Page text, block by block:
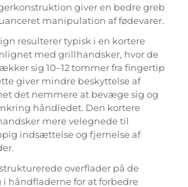
giver en bedre greb
manipulation af fødevarer.
resulterer typisk i en kortere
med grillhandsker, hvor de
sig 10–12 tommer fra fingertip
giver mindre beskyttelse af
det nemmere at bevæge sig og
håndledet. Den kortere
mere velegnede til
indsættelse og fjernelse af
overflader på de
håndfladerne for at forbedre